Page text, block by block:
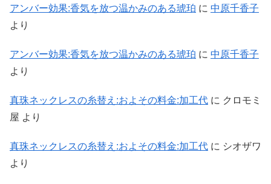
アンバー効果:香気を放つ温かみのある琥珀 に 中原千香子
より
アンバー効果:香気を放つ温かみのある琥珀 に 中原千香子
より
真珠ネックレスの糸替え:およその料金:加工代 に クロモミ
屋 より
真珠ネックレスの糸替え:およその料金:加工代 に シオザワ
より